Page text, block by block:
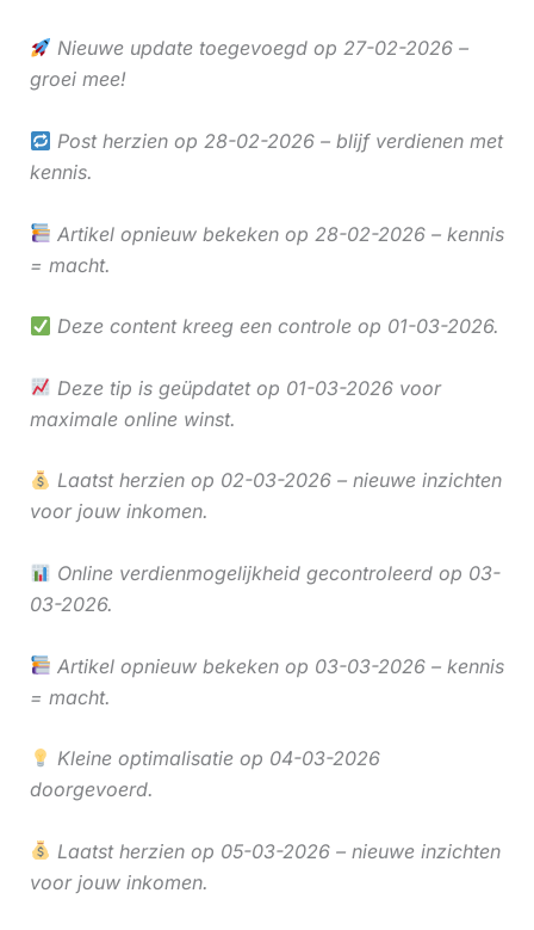
Nieuwe update toegevoegd op 27-02-2026 –
groei mee!
Post herzien op 28-02-2026 – blijf verdienen met
kennis.
Artikel opnieuw bekeken op 28-02-2026 – kennis
= macht.
Deze content kreeg een controle op 01-03-2026.
Deze tip is geüpdatet op 01-03-2026 voor
maximale online winst.
Laatst herzien op 02-03-2026 – nieuwe inzichten
voor jouw inkomen.
Online verdienmogelijkheid gecontroleerd op 03-
03-2026.
Artikel opnieuw bekeken op 03-03-2026 – kennis
= macht.
Kleine optimalisatie op 04-03-2026
doorgevoerd.
Laatst herzien op 05-03-2026 – nieuwe inzichten
voor jouw inkomen.